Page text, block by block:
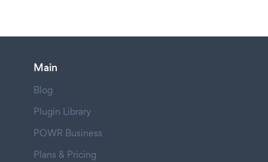
Main
Blog
Plugin Library
POWR Business
Plans & Pricing